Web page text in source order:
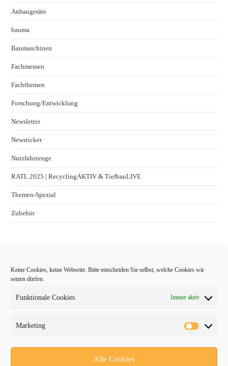
Keine Cookies, keine Webseite. Bitte entscheiden Sie selbst, welche Cookies wir
setzen dürfen.
Funktionale Cookies Immer aktiv
Marketing
Alle Cookies
Anbaugeräte
bauma
Baumaschinen
Fachmessen
Fachthemen
Forschung/Entwicklung
Newsletter
Newsticker
Nutzfahrzeuge
RATL 2025 | RecyclingAKTIV & TiefbauLIVE
Themen-Spezial
Zubehör